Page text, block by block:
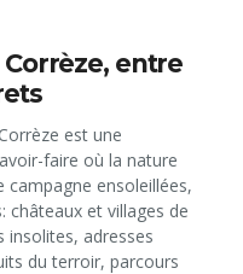
entre
est une
faire où la nature
campagne ensoleillées,
châteaux et villages de
insolites, adresses
du terroir, parcours